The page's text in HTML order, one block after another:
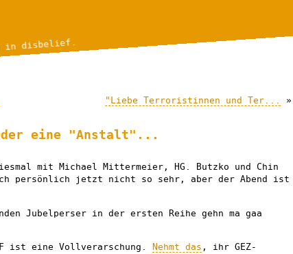
in disbelief.
"Liebe Terroristinnen und Ter... »
eine "Anstalt"...
mit Michael Mittermeier, HG. Butzko und Chin
persönlich jetzt nicht so sehr, aber der Abend ist
Jubelperser in der ersten Reihe gehn ma gaa
ist eine Vollverarschung. Nehmt das , ihr GEZ-